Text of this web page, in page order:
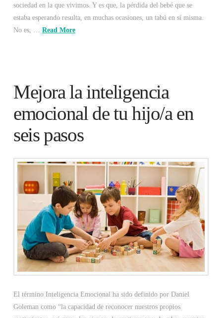
sociedad en la que vivimos. Y es que, la pérdida del bebé que se
estaba esperando resulta, en muchas ocasiones, un tabú en sí misma.
No es, … Read More
Mejora la inteligencia
emocional de tu hijo/a en
seis pasos
El término Inteligencia Emocional ha sido definido por Daniel
Goleman como “la capacidad de reconocer nuestros propios